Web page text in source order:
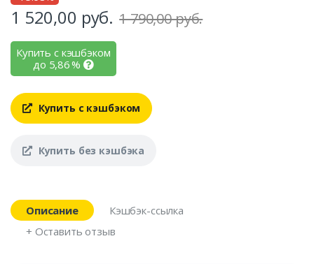
1 520,00 руб. 1 790,00 руб.
Купить с кэшбэком
до 5,86%
Купить с кэшбэком
Купить без кэшбэка
Описание
Кэшбэк-ссылка
+ Оставить отзыв